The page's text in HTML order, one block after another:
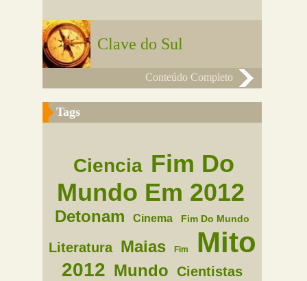
Clave do Sul
Conteúdo Completo
Tags
Ciencia Fim Do
Mundo Em 2012
Detonam Cinema Fim Do Mundo
Literatura Maias Fim Mito
2012 Mundo Cientistas